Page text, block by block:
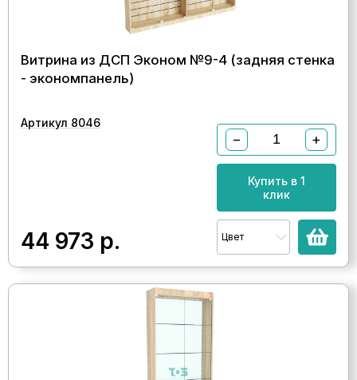
Витрина из ДСП Эконом №9-4 (задняя стенка
- экономпанель)
Артикул 8046
44 973 р.
− +
Купить в 1
клик
Цвет